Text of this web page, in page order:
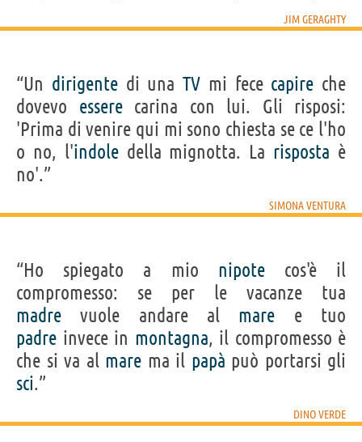
JIM GERAGHTY
“Un dirigentedi una TV mi fece capire che
dovevo esserecarina con lui. Gli risposi:
'Prima di venire qui mi sono chiesta se ce l'ho
o no, l'indoledella mignotta. La risposta è
no'.”
SIMONA VENTURA
“Ho spiegato a mio nipotecos'è il
compromesso: se per le vacanze tua
madre vuole andare al mare e tuo
padre invece in montagna, il compromesso è
che si va al mare ma il papà può portarsi gli
sci.”
DINO VERDE